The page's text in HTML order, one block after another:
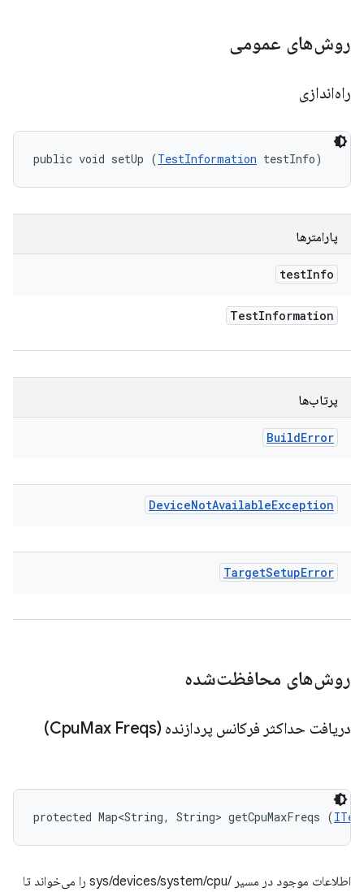
روش‌های عمومی
راه‌اندازی
public void setUp (TestInformation testInfo)
پارامترها
testInfo
TestInformation
پرتاب‌ها
BuildError
DeviceNotAvailableException
TargetSetupError
روش‌های محافظت‌شده
دریافت حداکثر فرکانس پردازنده (CpuMax Freqs)
protected Map<String, String> getCpuMaxFreqs (
اطلاعات موجود در مسیر /sys/devices/system/cpu را می‌خواند تا